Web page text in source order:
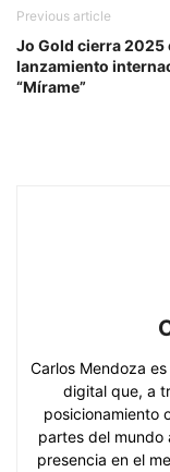
Previous article
Jo Gold cierra 2025
lanzamiento
“Mírame”
Carlos Mendoza
digital que, a
posicionamiento
partes del mundo
presencia en el